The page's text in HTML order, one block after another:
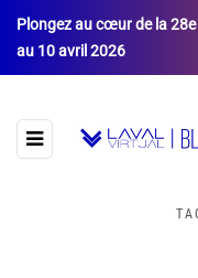
Plongez au cœur de la
au 10 avril 2026